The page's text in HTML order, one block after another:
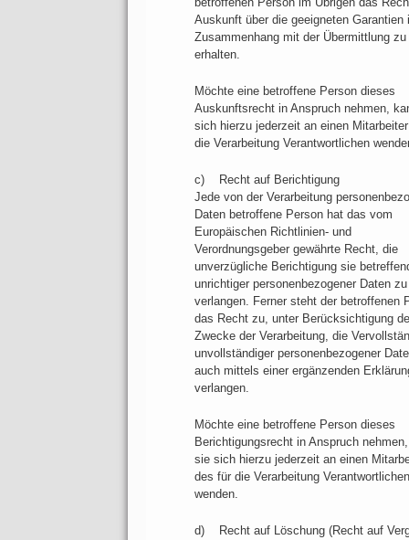
Auskunft über die geeigneten Garantien
Zusammenhang mit der Übermittlung zu
erhalten.
Möchte eine betroffene Person dieses
Auskunftsrecht in Anspruch nehmen,
sich hierzu jederzeit an einen
die Verarbeitung Verantwortlichen
c) Recht auf Berichtigung
Jede von der Verarbeitung
Daten betroffene Person hat das vom
Europäischen Richtlinien- und
Verordnungsgeber gewährte Recht, die
unverzügliche Berichtigung sie
unrichtiger personenbezogener Daten zu
verlangen. Ferner steht der betroffenen
das Recht zu, unter Berücksichtigung
Zwecke der Verarbeitung, die
unvollständiger personenbezogener
auch mittels einer ergänzenden
verlangen.
Möchte eine betroffene Person dieses
Berichtigungsrecht in Anspruch
sie sich hierzu jederzeit an einen
des für die Verarbeitung Verantwortlichen
wenden.
d) Recht auf Löschung (Recht auf